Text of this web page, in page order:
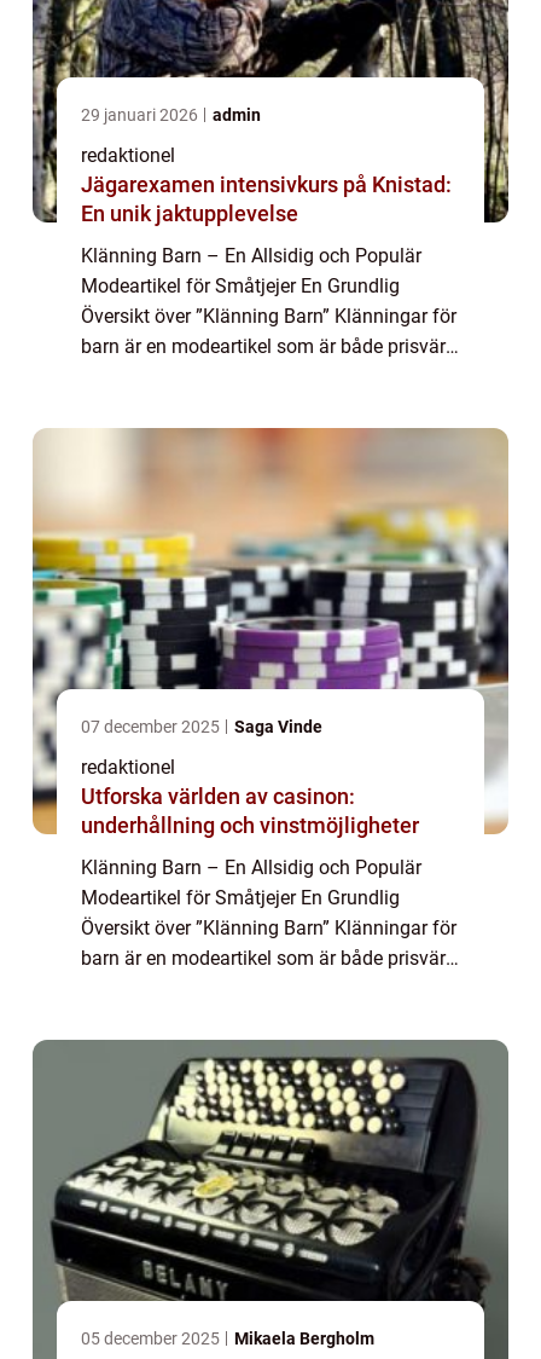
29 januari 2026 admin
redaktionel
Jägarexamen intensivkurs på Knistad:
En unik jaktupplevelse
Klänning Barn – En Allsidig och Populär
Modeartikel för Småtjejer En Grundlig
Översikt över ”Klänning Barn” Klänningar för
barn är en modeartikel som är både prisvärd
07 december 2025 Saga Vinde
redaktionel
Utforska världen av casinon:
underhållning och vinstmöjligheter
Klänning Barn – En Allsidig och Populär
Modeartikel för Småtjejer En Grundlig
Översikt över ”Klänning Barn” Klänningar för
barn är en modeartikel som är både prisvärd
05 december 2025 Mikaela Bergholm